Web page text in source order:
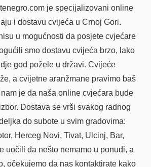
je specijalizovani online
i dostavu cvijeća u Crnoj Gori.
u mogućnosti da posjete cvjećare
smo dostavu cvijeća brzo, lako
god požele u državi. Cvijeće
a cvijetne aranžmane pravimo baš
je da naša online cvjećara bude
Dostava se vrši svakog radnog
do subote u svim gradovima:
Herceg Novi, Tivat, Ulcinj, Bar,
uočili da nešto nemamo u ponudi, a
očekujemo da nas kontaktirate kako